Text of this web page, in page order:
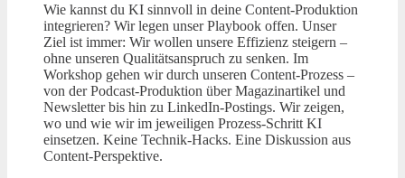
Wie kannst du KI sinnvoll in deine Content-Produktion
integrieren? Wir legen unser Playbook offen. Unser
Ziel ist immer: Wir wollen unsere Effizienz steigern –
ohne unseren Qualitätsanspruch zu senken. Im
Workshop gehen wir durch unseren Content-Prozess –
von der Podcast-Produktion über Magazinartikel und
Newsletter bis hin zu LinkedIn-Postings. Wir zeigen,
wo und wie wir im jeweiligen Prozess-Schritt KI
einsetzen. Keine Technik-Hacks. Eine Diskussion aus
Content-Perspektive.